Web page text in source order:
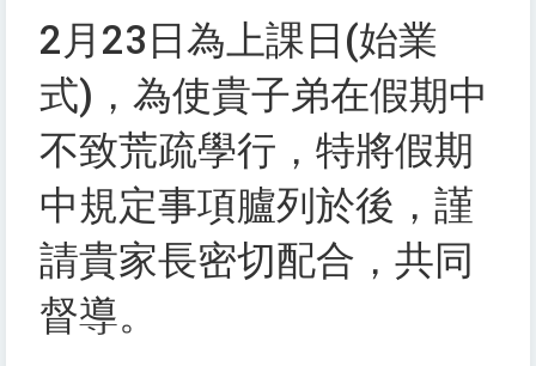
2月23日為上課日(始業
式)，為使貴子弟在假期中
不致荒疏學行，特將假期
中規定事項臚列於後，謹
請貴家長密切配合，共同
督導。